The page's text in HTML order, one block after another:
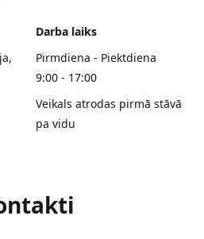
Darba laiks
Pirmdiena - Piektdiena
9:00 - 17:00
Veikals atrodas pirmā stāvā
pa vidu